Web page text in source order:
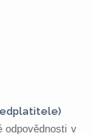
odpovědnosti v